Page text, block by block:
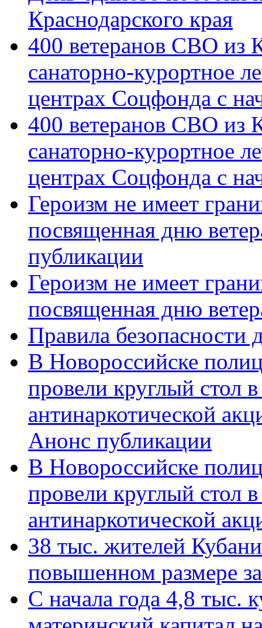
Краснодарского края
400 ветеранов СВО из
санаторно-курортное
центрах Соцфонда с
400 ветеранов СВО из
санаторно-курортное
центрах Соцфонда с
Героизм не имеет
посвященная дню
публикации
Героизм не имеет
посвященная дню
Правила безопасности
В Новороссийске
провели круглый стол
антинаркотической
Анонс публикации
В Новороссийске
провели круглый стол
антинаркотической
38 тыс. жителей
повышенном размере
С начала года 4,8 тыс.